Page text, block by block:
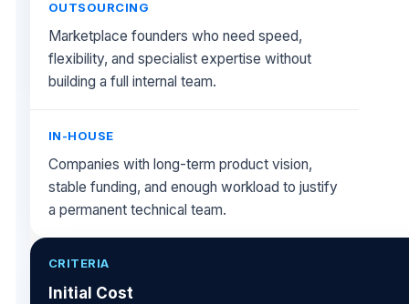
Marketplace founders who need speed,
flexibility, and specialist expertise without
building a full internal team.
Companies with long-term product vision,
stable funding, and enough workload to justify
a permanent technical team.
Initial Cost